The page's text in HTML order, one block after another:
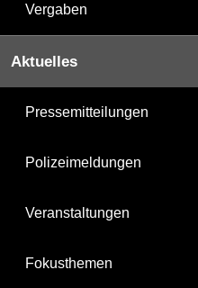
Vergaben
Aktuelles
Pressemitteilungen
Polizeimeldungen
Veranstaltungen
Fokusthemen